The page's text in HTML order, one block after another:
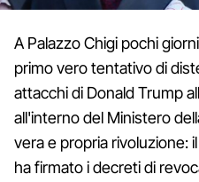
A Palazzo Chigi pochi
primo vero tentativo di
attacchi di Donald Trump
all'interno del Ministero
vera e propria rivoluzione:
ha firmato i decreti di